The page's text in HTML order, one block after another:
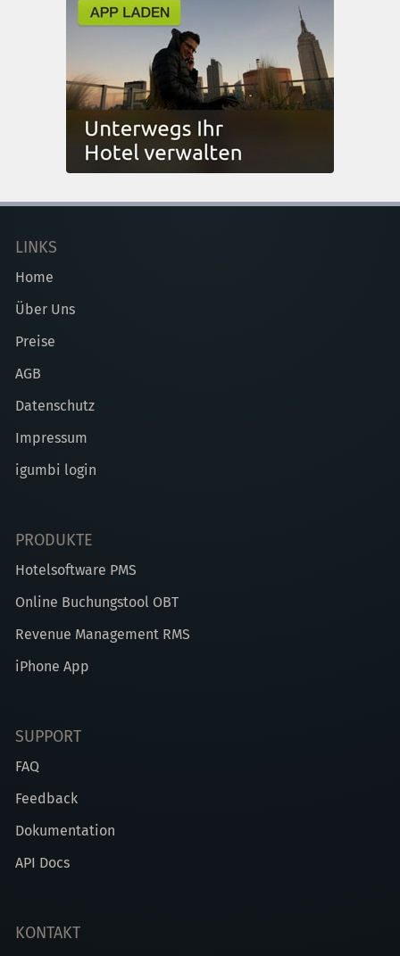
LINKS
Home
Über Uns
Preise
AGB
Datenschutz
Impressum
igumbi login
PRODUKTE
Hotelsoftware PMS
Online Buchungstool OBT
Revenue Management RMS
iPhone App
SUPPORT
FAQ
Feedback
Dokumentation
API Docs
KONTAKT